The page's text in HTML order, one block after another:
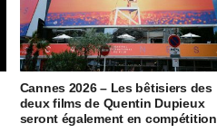
Cannes 2026 – Les bêtisiers des
deux films de Quentin Dupieux
seront également en compétition